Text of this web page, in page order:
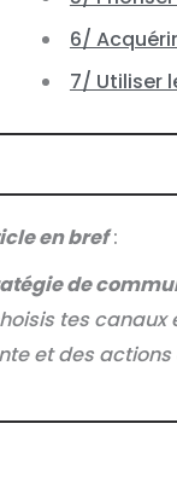
6/
7/ Utiliser
en bref:
de
tes canaux
et des